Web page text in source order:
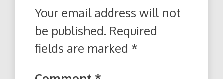
Your email address will not
be published. Required
fields are marked *